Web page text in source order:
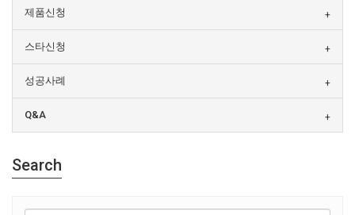
제품신청
스타신청
성공사례
Q&A
Search